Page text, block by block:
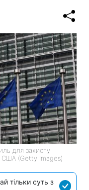
для захисту
США (Getty Images)
тільки суть з